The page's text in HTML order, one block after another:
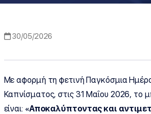
30/05/2026
Με αφορμή τη φετινή Παγκόσμια
Καπνίσματος, στις 31 Μαΐου 2026, το
είναι: «Αποκαλύπτοντας και